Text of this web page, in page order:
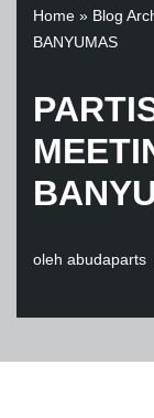
Home » Blog
BANYUMAS
oleh abudaparts